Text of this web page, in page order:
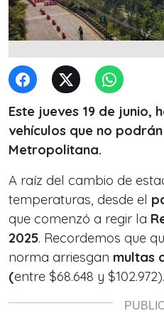
Este jueves 19 de junio,
vehículos que no
Metropolitana.
A raíz del cambio de
temperaturas, desde el
que comenzó a regir la
2025. Recordemos que
norma arriesgan multas
(entre $68.648 y $102.972).